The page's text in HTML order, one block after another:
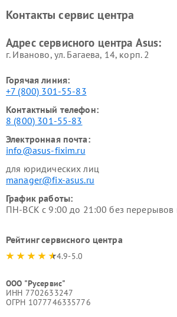
Контакты сервис центра
Адрес сервисного центра Asus:
г. Иваново, ул. Багаева, 14, корп. 2
Горячая линия:
+7 (800) 301-55-83
Контактный телефон:
8 (800) 301-55-83
Электронная почта:
info@asus-fixim.ru
для юридических лиц
manager@fix-asus.ru
График работы:
ПН-ВСК с 9:00 до 21:00 без
Рейтинг сервисного центра
4.9-5.0
ООО "Русервис"
ИНН 7702633247
ОГРН 1077746335776